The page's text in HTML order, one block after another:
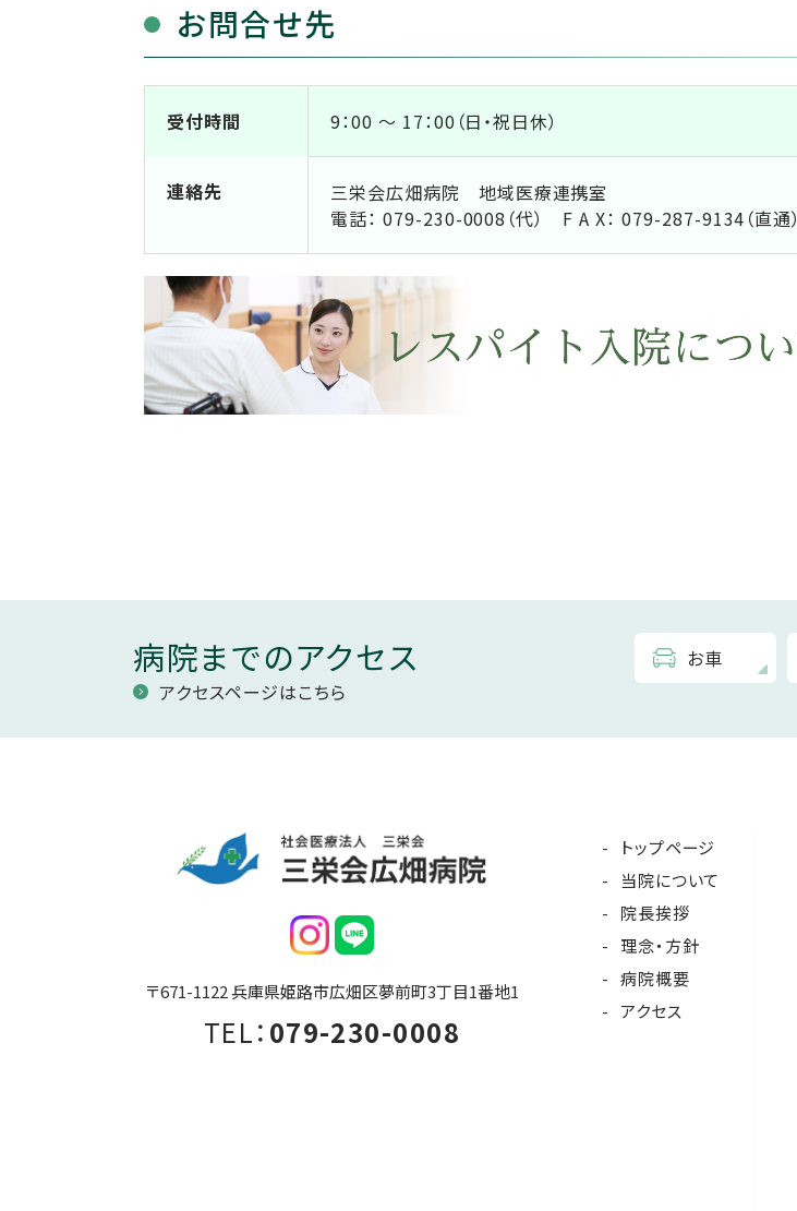
お問合せ先
受付時間 9：00 ～ 17：00（日・祝日休）
連絡先
三栄会広畑病院 地域医療連携室
電話： 079-230-0008（代） F A X： 079-287-9134（直通）
病院までのアクセス
アクセスページはこちら
お車
〒671-1122 兵庫県姫路市広畑区夢前町3丁目1番地1
TEL： 079-230-0008
トップページ
当院について
院長挨拶
理念・方針
病院概要
アクセス